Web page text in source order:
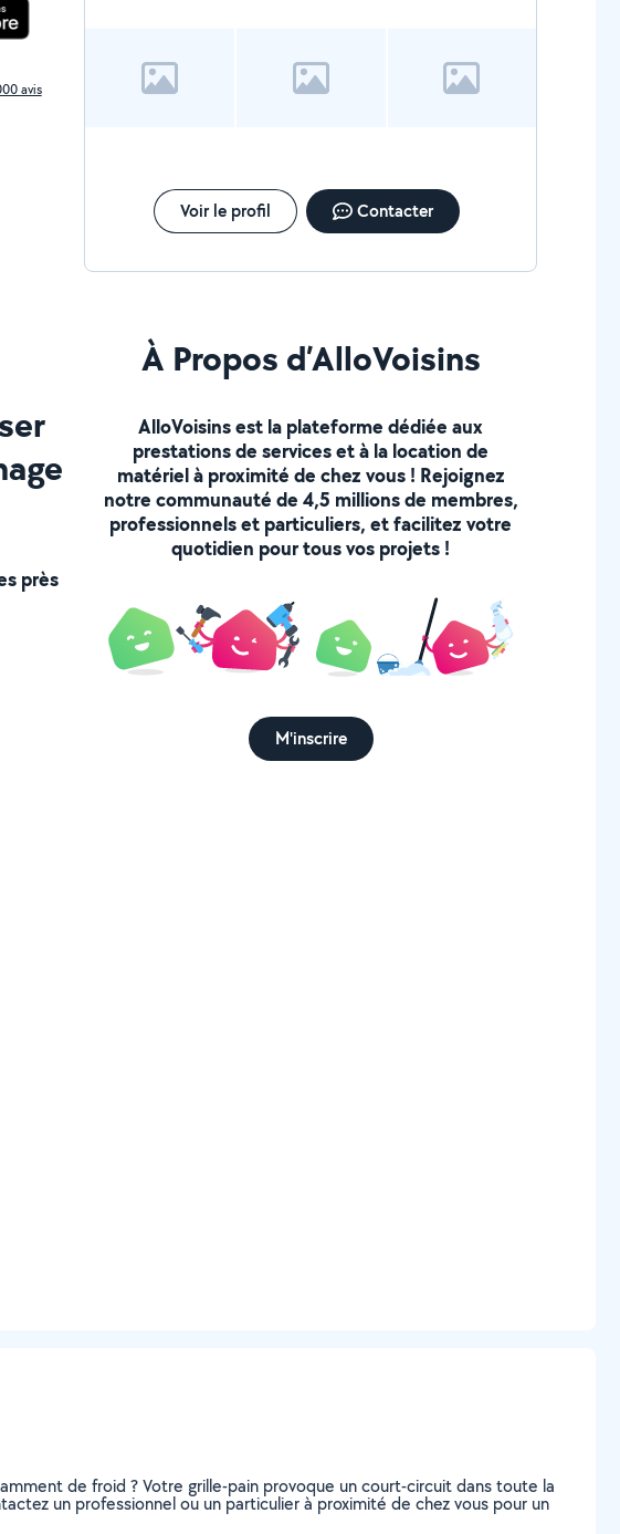
avis
Voir le profil Contacter
près
À Propos d’AlloVoisins
AlloVoisins est la plateforme dédiée aux
prestations de services et à la location de
matériel à proximité de chez vous ! Rejoignez
notre communauté de 4,5 millions de membres,
professionnels et particuliers, et facilitez votre
quotidien pour tous vos projets !
M'inscrire
de froid ? Votre grille-pain provoque un court-circuit dans toute la
un professionnel ou un particulier à proximité de chez vous pour un